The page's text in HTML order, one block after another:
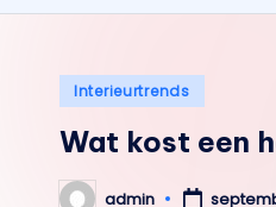
Geplaatst
Interieurtrends
Wat kost een
admin